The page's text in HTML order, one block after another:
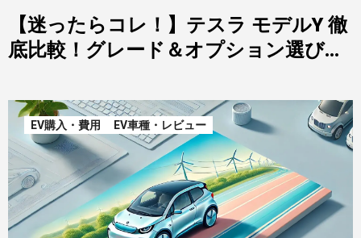
【迷ったらコレ！】テスラ モデルY 徹
底比較！グレード＆オプション選びで
EV購入・費用 EV車種・レビュー